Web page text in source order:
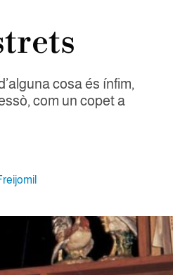
cosa és ínfim,
com un copet a